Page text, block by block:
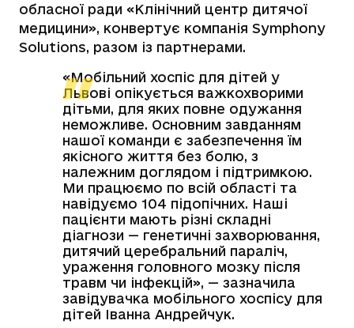
обласної ради «Клінічний центр дитячої
медицини», конвертує компанія Symphony
Solutions, разом із партнерами.
«Мобільний хоспіс для дітей у
Львові опікується важкохворими
дітьми, для яких повне одужання
неможливе. Основним завданням
нашої команди є забезпечення їм
якісного життя без болю, з
належним доглядом і підтримкою.
Ми працюємо по всій області та
навідуємо 104 підопічних. Наші
пацієнти мають різні складні
діагнози — генетичні захворювання,
дитячий церебральний параліч,
ураження головного мозку після
травм чи інфекцій», — зазначила
завідувачка мобільного хоспісу для
дітей Іванна Андрейчук.